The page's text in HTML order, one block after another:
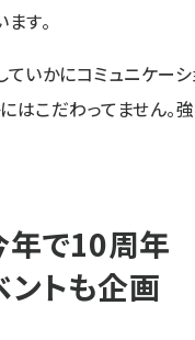
す。
いかにコミュニケー
はこだわってません。
年で10周年
ントも企画